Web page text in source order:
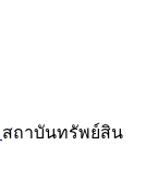
สถาบันทรัพย์สิน